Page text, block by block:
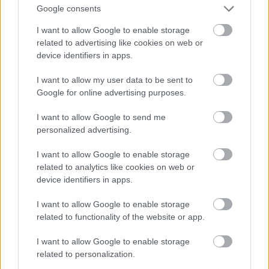
Google consents
I want to allow Google to enable storage
related to advertising like cookies on web or
device identifiers in apps.
I want to allow my user data to be sent to
Google for online advertising purposes.
I want to allow Google to send me
personalized advertising.
I want to allow Google to enable storage
related to analytics like cookies on web or
device identifiers in apps.
I want to allow Google to enable storage
related to functionality of the website or app.
I want to allow Google to enable storage
related to personalization.
Ποιος αποφασίζει πραγματικά στην
Τεχεράνη
Παρότι οι εκτιμήσεις των αμερικανικών υπηρεσιών
πληροφοριών δείχνουν ότι ο Χαμενεΐ συμμετέχει στη
διαμόρφωση της διαπραγματευτικής στρατηγικής του
Ιράν, πηγή που είναι ενήμερη για τις τελευταίες
πληροφορίες δήλωσε στο CNN ότι υπάρχουν ενδείξεις
πως βρίσκεται αρκετά μακριά από την καθημερινή
διαδικασία λήψης αποφάσεων.
Σύμφωνα με την ίδια πηγή, ο νέος ανώτατος ηγέτης
είναι προσβάσιμος μόνο σποραδικά.
των Φρουρών της Επανάστασης φαίνεται να
διευθύνουν τις καθημερινές επιχειρήσεις, σε
συνεργασία με τον πρόεδρο του ιρανικού
Κοινοβουλίου, Μοχάμαντ Μπαγκέρ Γκαλιμπάφ.